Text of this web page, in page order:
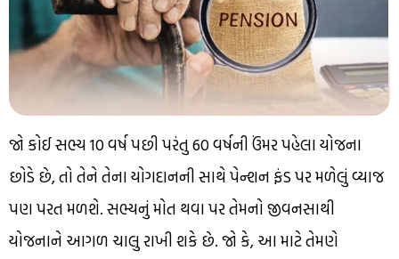
જો કોઈ સભ્ય 10 વર્ષ પછી પરંતુ 60 વર્ષની ઉંમર પહેલા યોજના
છોડે છે, તો તેને તેના યોગદાનની સાથે પેન્શન ફંડ પર મળેલું વ્યાજ
પણ પરત મળશે. સભ્યનું મોત થવા પર તેમનો જીવનસાથી
યોજનાને આગળ ચાલુ રાખી શકે છે. જો કે, આ માટે તેમણે